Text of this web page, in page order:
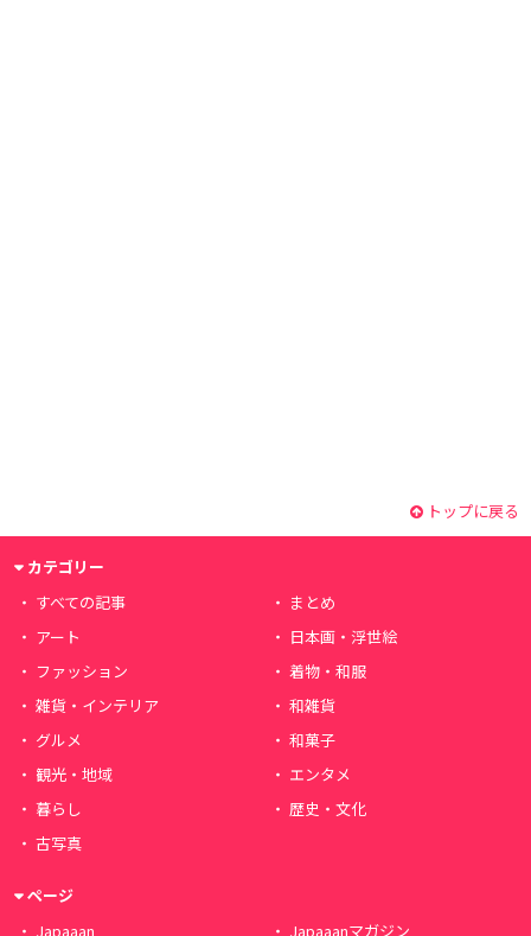
トップに戻る
カテゴリー
すべての記事
まとめ
アート
日本画・浮世絵
ファッション
着物・和服
雑貨・インテリア
和雑貨
グルメ
和菓子
観光・地域
エンタメ
暮らし
歴史・文化
古写真
ページ
Japaaan
Japaaanマガジン